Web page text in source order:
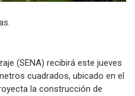
(SENA) recibirá este jueves
cuadrados, ubicado en el
la construcción de